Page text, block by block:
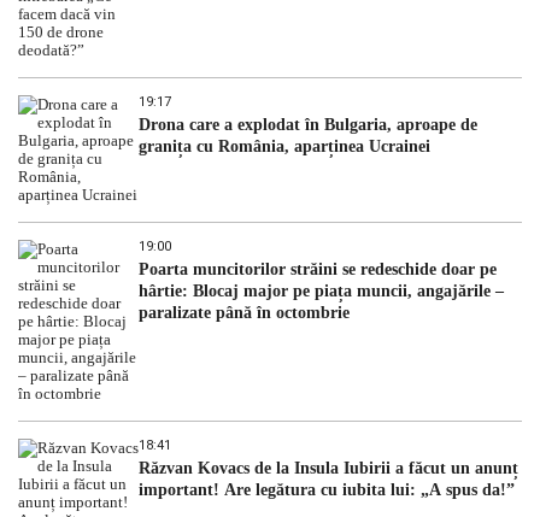
19:17
Drona care a explodat în Bulgaria, aproape de
granița cu România, aparținea Ucrainei
19:00
Poarta muncitorilor străini se redeschide doar pe
hârtie: Blocaj major pe piața muncii, angajările –
paralizate până în octombrie
18:41
Răzvan Kovacs de la Insula Iubirii a făcut un anunț
important! Are legătura cu iubita lui: „A spus da!”